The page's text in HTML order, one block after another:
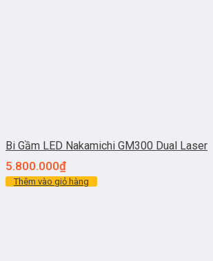
Bi Gầm LED Nakamichi GM300 Dual Laser
5.800.000₫
Thêm vào giỏ hàng